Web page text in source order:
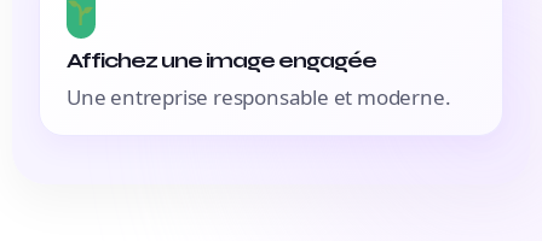
Affichez une image engagée
Une entreprise responsable et moderne.